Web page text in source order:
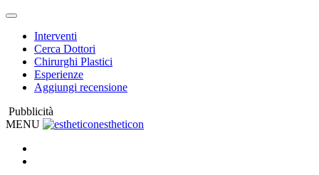
Interventi
Cerca Dottori
Chirurghi Plastici
Esperienze
Aggiungi recensione
Pubblicità
MENU
estheticon